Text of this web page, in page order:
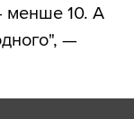
менше 10. А
—